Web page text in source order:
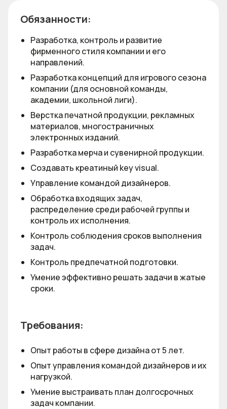
Обязанности:
Разработка, контроль и развитие
фирменного стиля компании и его
направлений.
Разработка концепций для игрового сезона
компании (для основной команды,
академии, школьной лиги).
Верстка печатной продукции, рекламных
материалов, многостраничных
электронных изданий.
Разработка мерча и сувенирной продукции.
Создавать креатиный key visual.
Управление командой дизайнеров.
Обработка входящих задач,
распределение среди рабочей группы и
контроль их исполнения.
Контроль соблюдения сроков выполнения
задач.
Контроль предпечатной подготовки.
Умение эффективно решать задачи в жатые
сроки.
Требования:
Опыт работы в сфере дизайна от 5 лет.
Опыт управления командой дизайнеров и их
нагрузкой.
Умение выстраивать план долгосрочных
задач компании.